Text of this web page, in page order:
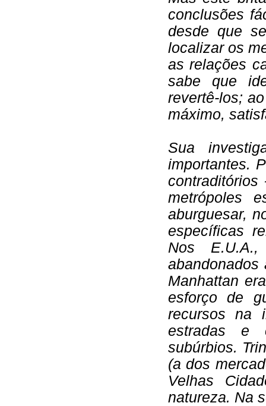
conclusões
desde que
localizar os
as relações
sabe que
revertê-los;
máximo,
Sua
importantes.
metrópoles
aburguesar,
específicas
Nos
Manhattan
esforço de
recursos na
estradas e
subúrbios.
(a dos
Velhas
natureza. Na